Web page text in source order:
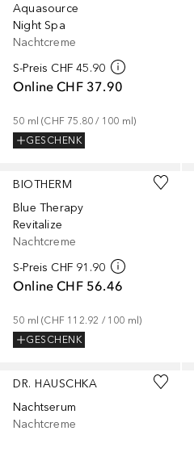
Aquasource
Night Spa
Nachtcreme
S-Preis CHF 45.90
Online CHF 37.90
50 ml (CHF 75.80 / 100 ml)
GESCHENK
BIOTHERM
Blue Therapy
Revitalize
Nachtcreme
S-Preis CHF 91.90
Online CHF 56.46
50 ml (CHF 112.92 / 100 ml)
GESCHENK
DR. HAUSCHKA
Nachtserum
Nachtcreme